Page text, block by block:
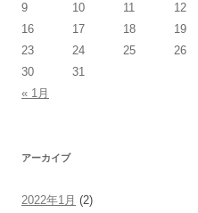
« 1月
9
10 11 12
16
17 18 19
23
24 25 26
30
31
アーカイブ
2022年1月 (2)